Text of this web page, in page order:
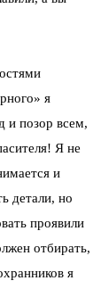
я
и позор всем,
Я не
и
детали, но
проявили
отбирать,
я